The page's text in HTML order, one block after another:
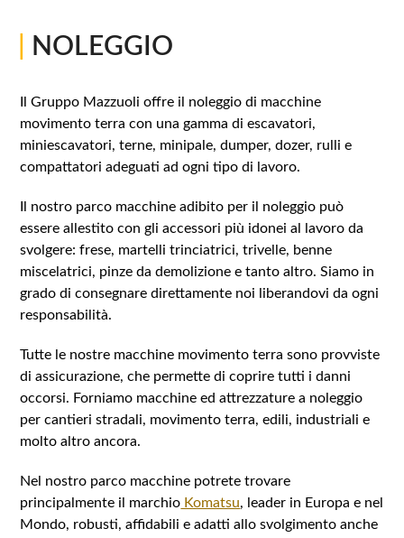
NOLEGGIO
Il Gruppo Mazzuoli offre il noleggio di macchine
movimento terra con una gamma di escavatori,
miniescavatori, terne, minipale, dumper, dozer, rulli e
compattatori adeguati ad ogni tipo di lavoro.
Il nostro parco macchine adibito per il noleggio può
essere allestito con gli accessori più idonei al lavoro da
svolgere: frese, martelli trinciatrici, trivelle, benne
miscelatrici, pinze da demolizione e tanto altro. Siamo in
grado di consegnare direttamente noi liberandovi da ogni
responsabilità.
Tutte le nostre macchine movimento terra sono provviste
di assicurazione, che permette di coprire tutti i danni
occorsi. Forniamo macchine ed attrezzature a noleggio
per cantieri stradali, movimento terra, edili, industriali e
molto altro ancora.
Nel nostro parco macchine potrete trovare
principalmente il marchio Komatsu, leader in Europa e nel
Mondo, robusti, affidabili e adatti allo svolgimento anche